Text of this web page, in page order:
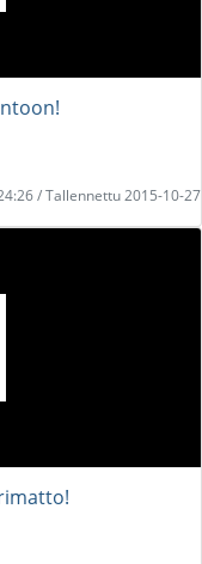
/ Tallennettu 2015-10-27